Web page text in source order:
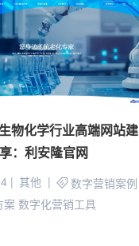
物化学行业高端网站建
：利安隆官网
其他
数字营销案例
案 数字化营销工具